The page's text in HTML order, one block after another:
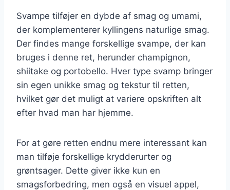
Svampe tilføjer en dybde af smag og umami,
der komplementerer kyllingens naturlige smag.
Der findes mange forskellige svampe, der kan
bruges i denne ret, herunder champignon,
shiitake og portobello. Hver type svamp bringer
sin egen unikke smag og tekstur til retten,
hvilket gør det muligt at variere opskriften alt
efter hvad man har hjemme.
For at gøre retten endnu mere interessant kan
man tilføje forskellige krydderurter og
grøntsager. Dette giver ikke kun en
smagsforbedring, men også en visuel appel,